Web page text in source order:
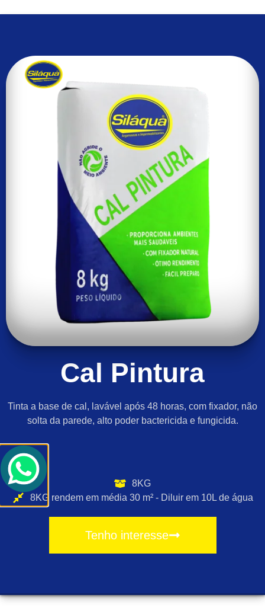
Cal Pintura
Tinta a base de cal, lavável após 48 horas, com fixador, não
solta da parede, alto poder bactericida e fungicida.
8KG
8KG rendem em média 30 m² - Diluir em 10L de água
Tenho interesse